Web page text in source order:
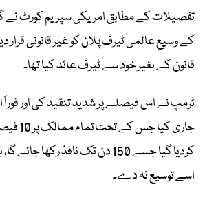
تفصیلات کے مطابق امریکی سپریم کورٹ نے
کے وسیع عالمی ٹیرف پلان کو غیر قانونی قرار
قانون کے بغیر خود سے ٹیرف عائد کیا تھا۔
ٹرمپ نے اس فیصلے پر شدید تنقید کی اور فوراً
جاری
کردیا گیا جسے 150 دن تک نافذ
اسے توسیع نہ دے۔